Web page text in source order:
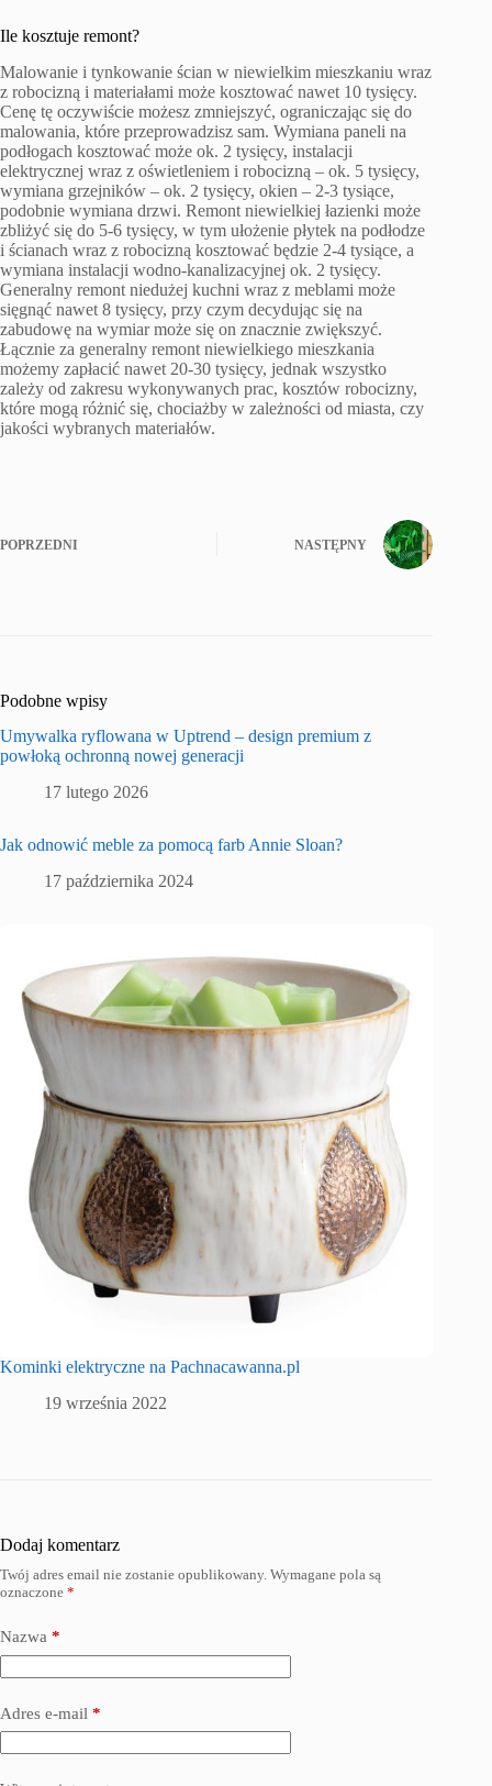
Ile kosztuje remont?
Malowanie i tynkowanie ścian w niewielkim mieszkaniu wraz
z robocizną i materiałami może kosztować nawet 10 tysięcy.
Cenę tę oczywiście możesz zmniejszyć, ograniczając się do
malowania, które przeprowadzisz sam. Wymiana paneli na
podłogach kosztować może ok. 2 tysięcy, instalacji
elektrycznej wraz z oświetleniem i robocizną – ok. 5 tysięcy,
wymiana grzejników – ok. 2 tysięcy, okien – 2-3 tysiące,
podobnie wymiana drzwi. Remont niewielkiej łazienki może
zbliżyć się do 5-6 tysięcy, w tym ułożenie płytek na podłodze
i ścianach wraz z robocizną kosztować będzie 2-4 tysiące, a
wymiana instalacji wodno-kanalizacyjnej ok. 2 tysięcy.
Generalny remont niedużej kuchni wraz z meblami może
sięgnąć nawet 8 tysięcy, przy czym decydując się na
zabudowę na wymiar może się on znacznie zwiększyć.
Łącznie za generalny remont niewielkiego mieszkania
możemy zapłacić nawet 20-30 tysięcy, jednak wszystko
zależy od zakresu wykonywanych prac, kosztów robocizny,
które mogą różnić się, chociażby w zależności od miasta, czy
jakości wybranych materiałów.
POPRZEDNI NASTĘPNY
Podobne wpisy
Umywalka ryflowana w Uptrend – design premium z
powłoką ochronną nowej generacji
17 lutego 2026
Jak odnowić meble za pomocą farb Annie Sloan?
17 października 2024
Kominki elektryczne na Pachnacawanna.pl
19 września 2022
Dodaj komentarz
Twój adres email nie zostanie opublikowany. Wymagane pola są
oznaczone *
Nazwa *
Adres e-mail *